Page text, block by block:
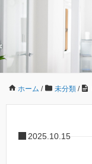
ホーム / 未分類 /
2025.10.15